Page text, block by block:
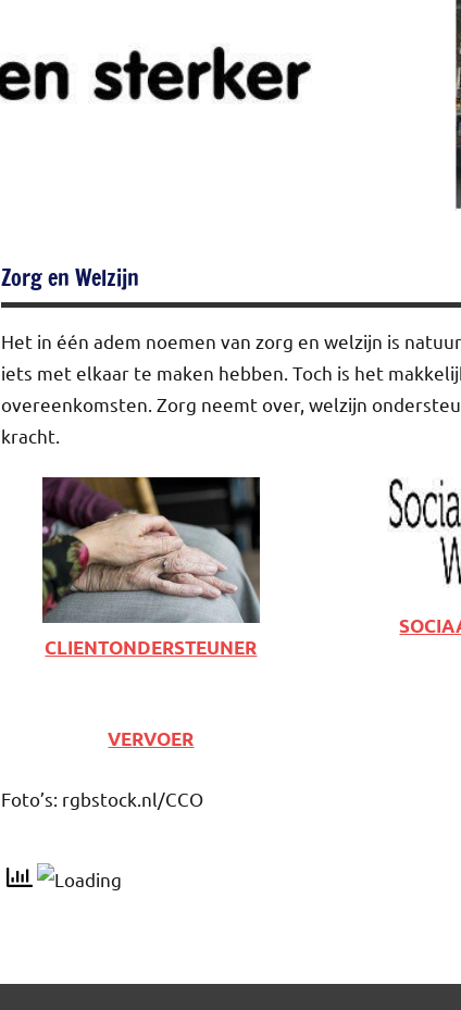
Zorg en Welzijn
Het in één adem noemen van zorg en welzijn is
iets met elkaar te maken hebben. Toch is het
overeenkomsten. Zorg neemt over, welzijn
kracht.
CLIENTONDERSTEUNER
VERVOER
Foto’s: rgbstock.nl/CCO